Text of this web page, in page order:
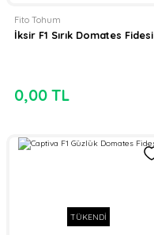
Fito Tohum
İksir F1 Sırık Domates Fidesi
0,00 TL
TÜKENDİ